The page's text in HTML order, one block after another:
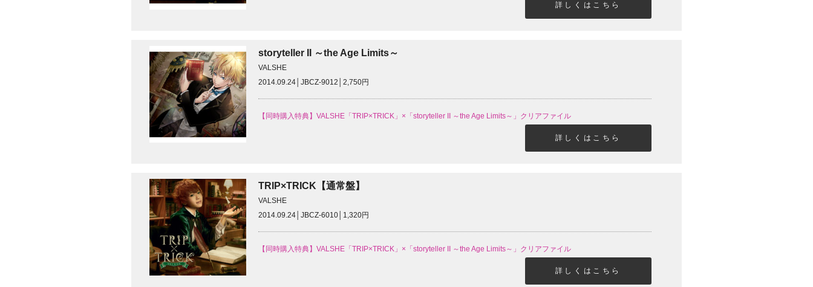
詳しくはこちら
storyteller II ～the Age Limits～
VALSHE
2014.09.24│JBCZ-9012│2,750円
【同時購入特典】VALSHE「TRIP×TRICK」×「storyteller II ～the Age Limits～」クリアファイル
詳しくはこちら
TRIP×TRICK【通常盤】
VALSHE
2014.09.24│JBCZ-6010│1,320円
【同時購入特典】VALSHE「TRIP×TRICK」×「storyteller II ～the Age Limits～」クリアファイル
詳しくはこちら